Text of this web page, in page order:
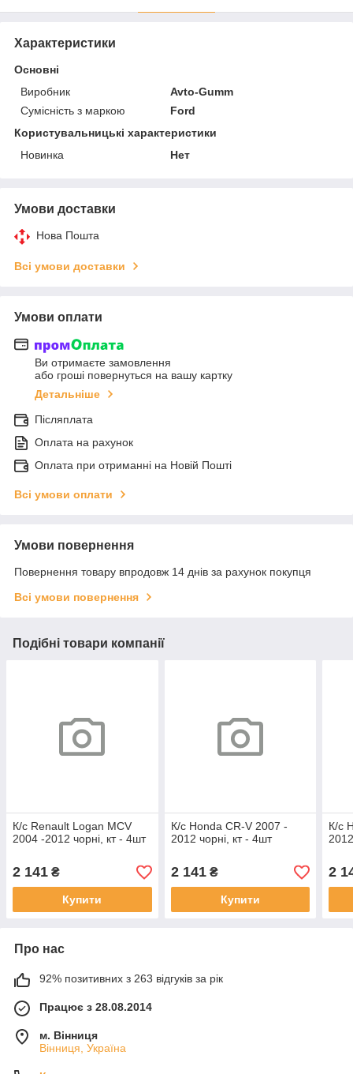
Характеристики
Основні
Виробник
Avto-Gumm
Сумісність з маркою
Ford
Користувальницькі характеристики
Новинка
Нет
Умови доставки
Нова Пошта
Всі умови доставки
Умови оплати
Ви отримаєте замовлення
або гроші повернуться на вашу картку
Детальніше
Післяплата
Оплата на рахунок
Оплата при отриманні на Новій Пошті
Всі умови оплати
Умови повернення
Повернення товару впродовж 14 днів за рахунок покупця
Всі умови повернення
Подібні товари компанії
К/с Renault Logan MCV
2004 -2012 чорні, кт - 4шт
2 141 ₴
Купити
К/с Honda CR-V 2007 -
2012 чорні, кт - 4шт
2 141₴
Купити
К/с
2
Про нас
92% позитивних з 263 відгуків за рік
Працює з 28.08.2014
м. Вінниця
Вінниця, Україна